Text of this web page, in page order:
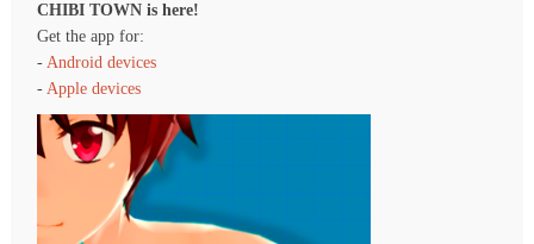
CHIBI TOWN is here!
Get the app for:
-Android devices
-Apple devices